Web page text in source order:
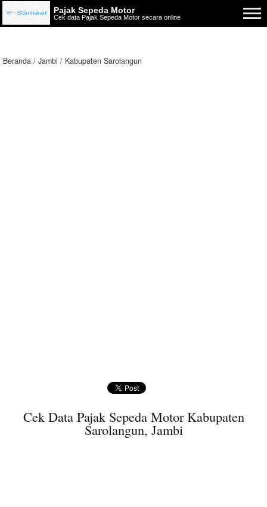
Pajak Sepeda Motor
Cek data Pajak Sepeda Motor secara online
Beranda Jambi Kabupaten Sarolangun
Cek Data Pajak Sepeda Motor Kabupaten
Sarolangun, Jambi